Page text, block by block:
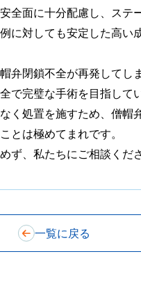
全面に十分配慮し、ステ
に対しても安定した高い
弁閉鎖不全が再発してし
で完璧な手術を目指して
く処置を施すため、僧帽
とは極めてまれです。
ず、私たちにご相談くだ
一覧に戻る